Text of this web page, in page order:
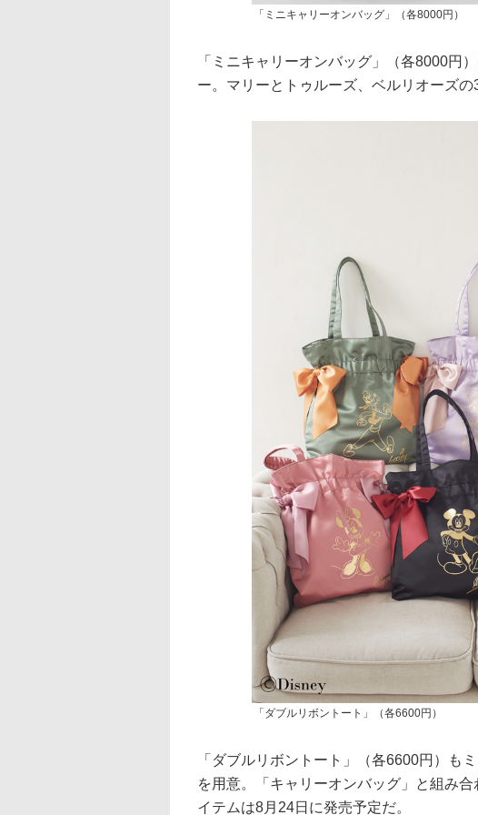
「ミニキャリーオンバッグ」（各8000円）
「ミニキャリーオンバッグ」（各8000円
ー。マリーとトゥルーズ、ベルリオーズの
「ダブルリボントート」（各6600円）
「ダブルリボントート」（各6600円）も
を用意。「キャリーオンバッグ」と組み
イテムは8月24日に発売予定だ。